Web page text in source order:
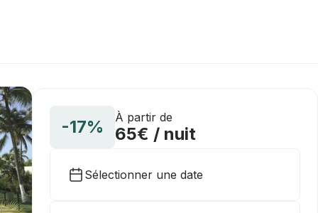
-17% À partir de
65€ / nuit
Sélectionner une date